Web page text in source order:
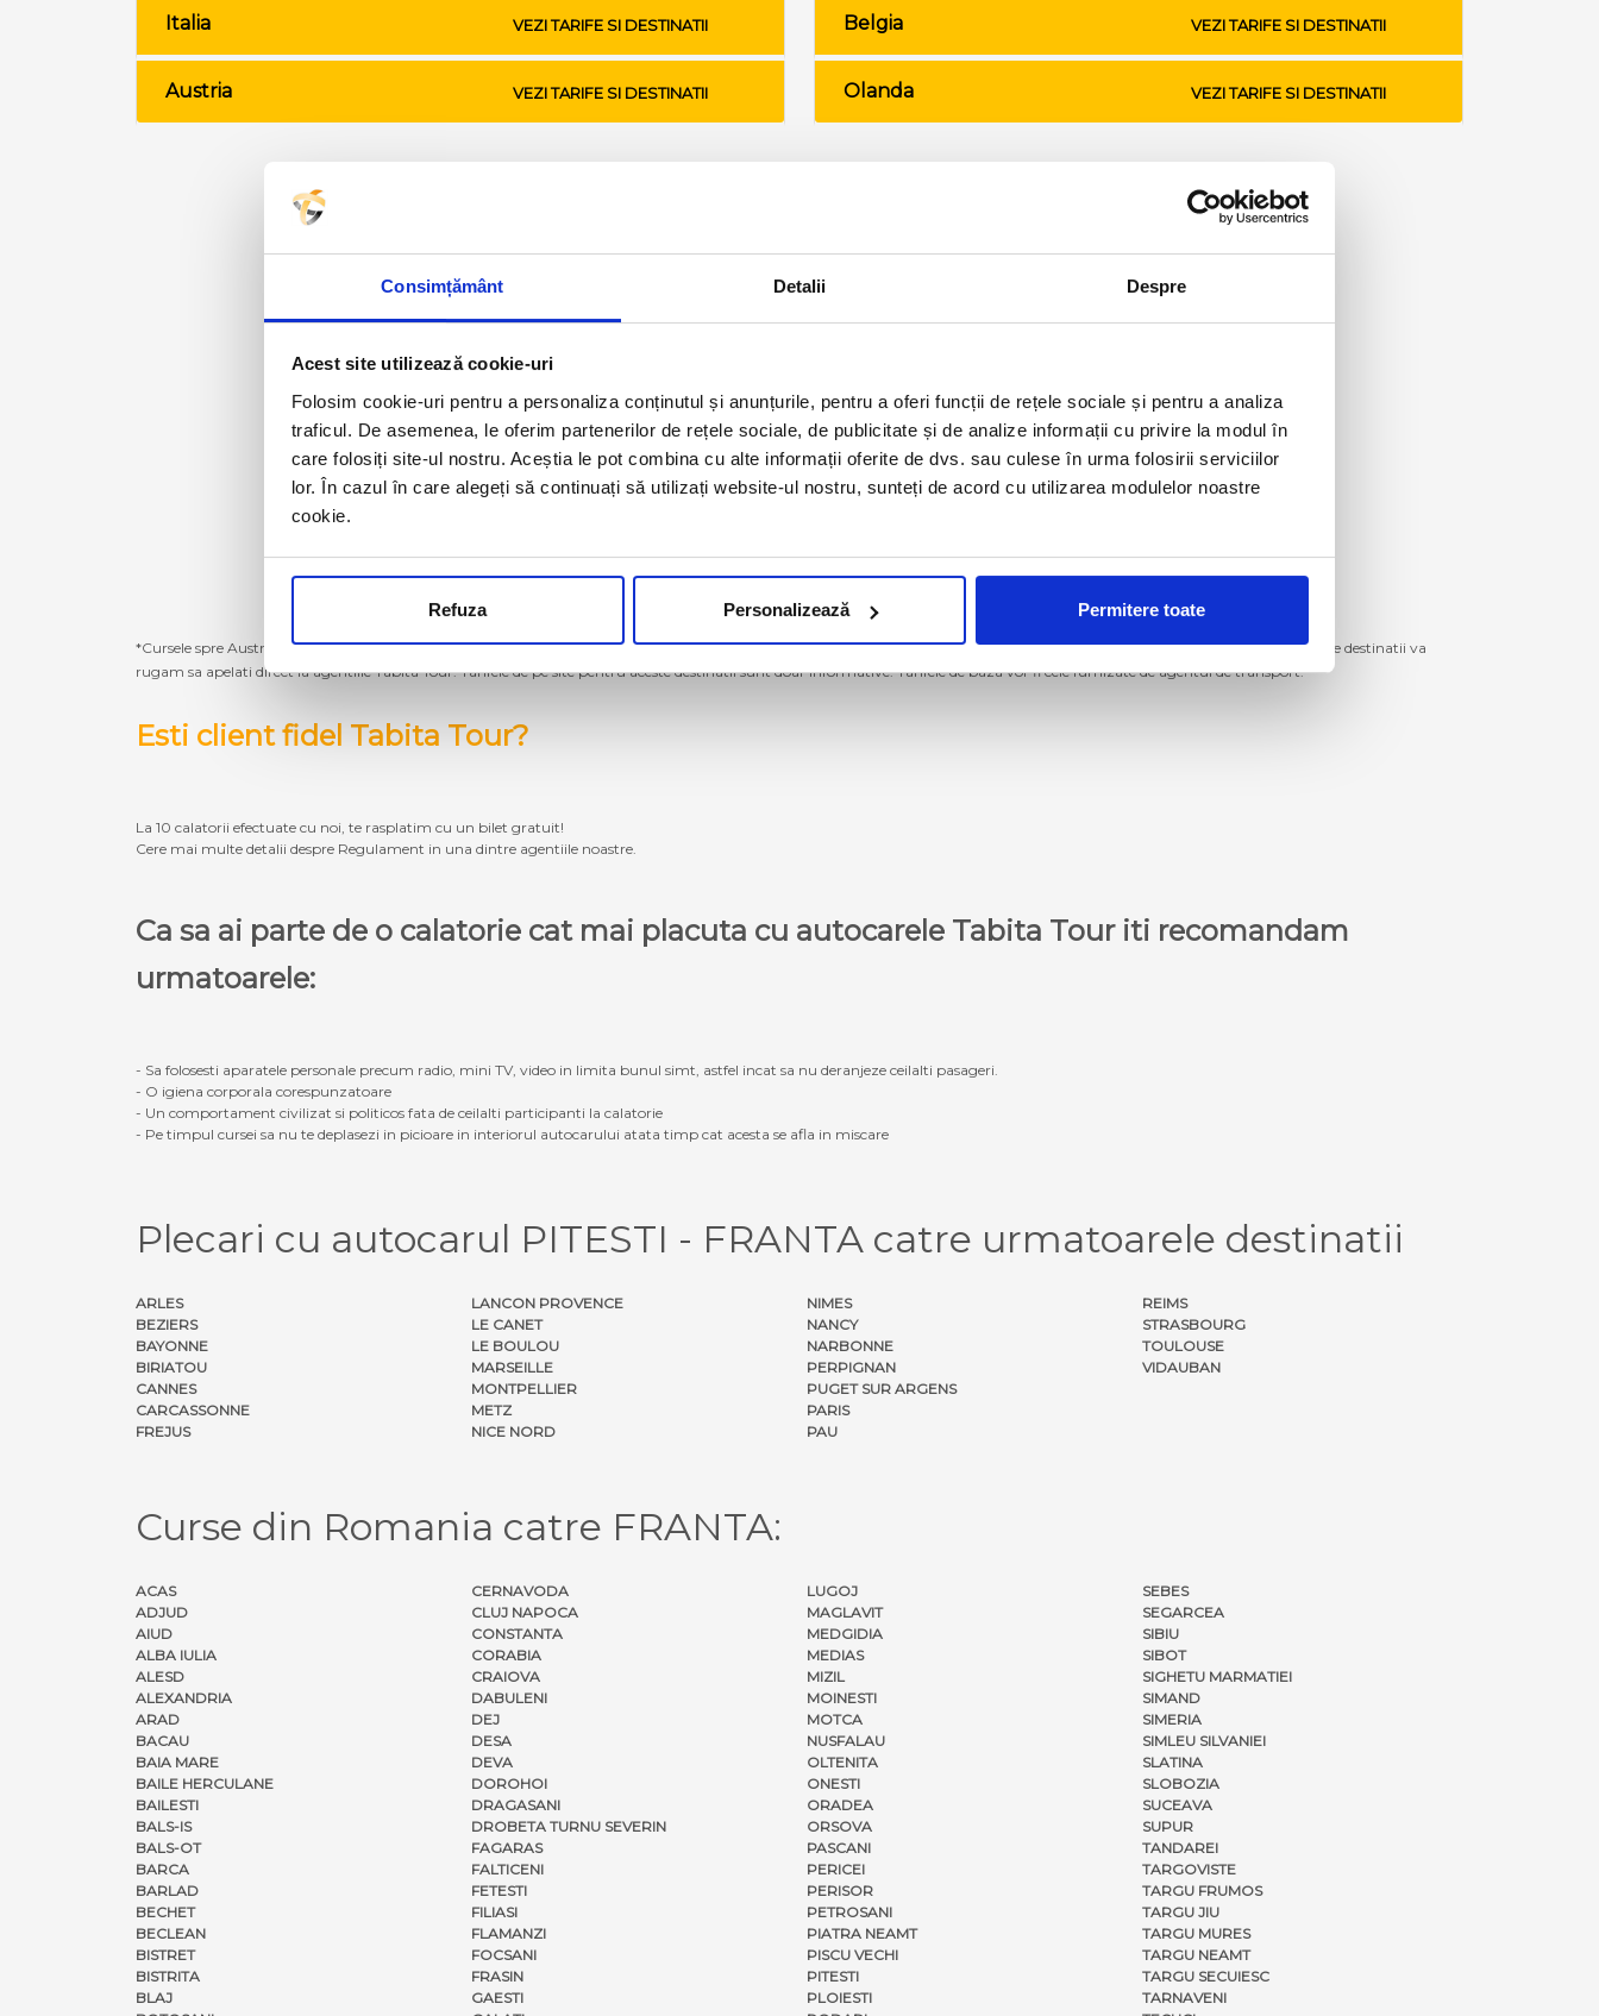
Consimțământ Detalii Despre
Acest site utilizează cookie-uri
Folosim cookie-uri pentru a personaliza conținutul și anunțurile, pentru a oferi funcții de rețele sociale și pentru a analiza
traficul. De asemenea, le oferim partenerilor de rețele sociale, de publicitate și de analize informații cu privire la modul în
care folosiți site-ul nostru. Aceștia le pot combina cu alte informații oferite de dvs. sau culese în urma folosirii serviciilor
lor. În cazul în care alegeți să continuați să utilizați website-ul nostru, sunteți de acord cu utilizarea modulelor noastre
cookie.
Refuza Personalizează Permitere toate
Italia VEZI TARIFE SI DESTINATII
Austria VEZI TARIFE SI DESTINATII
Belgia VEZI TARIFE SI DESTINATII
Olanda VEZI TARIFE SI DESTINATII
*Cursele spre Austria, Germania, Belgia, Olanda, Luxemburg momentan nu se mai operează cu autocarele proprii Tabita Tour. Pentru a achizitiona bilete de autocar spre aceste destinatii va
rugam sa apelati direct la agentiile Tabita Tour. Tarifele de pe site pentru aceste destinatii sunt doar informative. Tarifele de baza vor fi cele furnizate de agentul de transport.
Esti client fidel Tabita Tour?
La 10 calatorii efectuate cu noi, te rasplatim cu un bilet gratuit!
Cere mai multe detalii despre Regulament in una dintre agentiile noastre.
Ca sa ai parte de o calatorie cat mai placuta cu autocarele Tabita Tour iti recomandam
urmatoarele:
- Sa folosesti aparatele personale precum radio, mini TV, video in limita bunul simt, astfel incat sa nu deranjeze ceilalti pasageri.
- O igiena corporala corespunzatoare
- Un comportament civilizat si politicos fata de ceilalti participanti la calatorie
- Pe timpul cursei sa nu te deplasezi in picioare in interiorul autocarului atata timp cat acesta se afla in miscare
Plecari cu autocarul PITESTI - FRANTA catre urmatoarele destinatii
ARLES
BEZIERS
BAYONNE
BIRIATOU
CANNES
CARCASSONNE
FREJUS
LANCON PROVENCE
LE CANET
LE BOULOU
MARSEILLE
MONTPELLIER
METZ
NICE NORD
NIMES
NANCY
NARBONNE
PERPIGNAN
PUGET SUR ARGENS
PARIS
PAU
REIMS
STRASBOURG
TOULOUSE
VIDAUBAN
Curse din Romania catre FRANTA:
ACAS
ADJUD
AIUD
ALBA IULIA
ALESD
ALEXANDRIA
ARAD
BACAU
BAIA MARE
BAILE HERCULANE
BAILESTI
BALS-IS
BALS-OT
BARCA
BARLAD
BECHET
BECLEAN
BISTRET
BISTRITA
BLAJ
CERNAVODA
CLUJ NAPOCA
CONSTANTA
CORABIA
CRAIOVA
DABULENI
DEJ
DESA
DEVA
DOROHOI
DRAGASANI
DROBETA TURNU SEVERIN
FAGARAS
FALTICENI
FETESTI
FILIASI
FLAMANZI
FOCSANI
FRASIN
GAESTI
LUGOJ
MAGLAVIT
MEDGIDIA
MEDIAS
MIZIL
MOINESTI
MOTCA
NUSFALAU
OLTENITA
ONESTI
ORADEA
ORSOVA
PASCANI
PERICEI
PERISOR
PETROSANI
PIATRA NEAMT
PISCU VECHI
PITESTI
PLOIESTI
SEBES
SEGARCEA
SIBIU
SIBOT
SIGHETU MARMATIEI
SIMAND
SIMERIA
SIMLEU SILVANIEI
SLATINA
SLOBOZIA
SUCEAVA
SUPUR
TANDAREI
TARGOVISTE
TARGU FRUMOS
TARGU JIU
TARGU MURES
TARGU NEAMT
TARGU SECUIESC
TARNAVENI